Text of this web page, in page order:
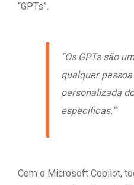
“GPTs”.
“Os GPTs são
qualquer
personalizada
específicas.”
Com o Microsoft Copilot,